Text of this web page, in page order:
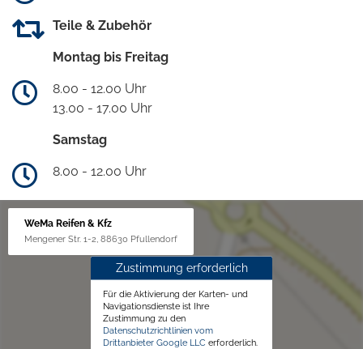
Teile & Zubehör
Montag bis Freitag
8.00 - 12.00 Uhr
13.00 - 17.00 Uhr
Samstag
8.00 - 12.00 Uhr
WeMa Reifen & Kfz
Mengener Str. 1-2, 88630 Pfullendorf
Zustimmung erforderlich
Für die Aktivierung der Karten- und
Navigationsdienste ist Ihre
Zustimmung zu den
Datenschutzrichtlinien vom
Drittanbieter Google LLC erforderlich.